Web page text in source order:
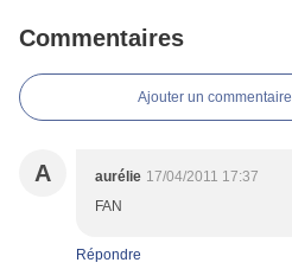
Commentaires
Ajouter un commentaire
A aurélie 17/04/2011 17:37
FAN
Répondre